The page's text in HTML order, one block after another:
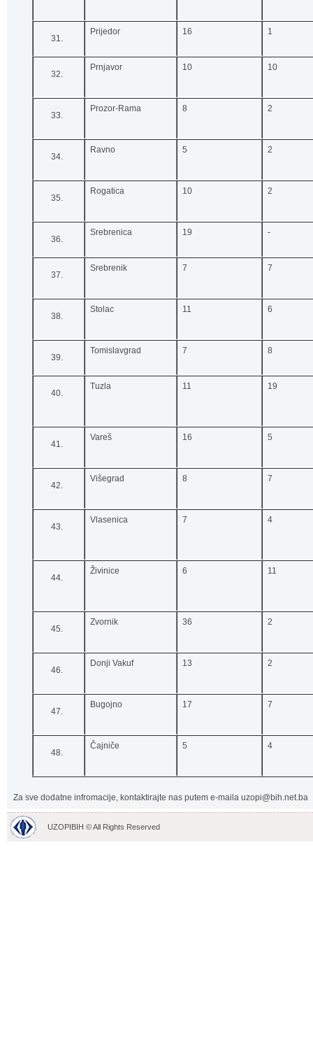
Prijedor 16 1
Prnjavor 10 10
Prozor-Rama 8 2
Ravno 5 2
Rogatica 10 2
Srebrenica 19 -
Srebrenik 7 7
Stolac 11 6
Tomislavgrad 7 8
Tuzla 11 19
Vareš 16 5
Višegrad 8 7
Vlasenica 7 4
Živinice 6 11
Zvornik 36 2
Donji Vakuf 13 2
Bugojno 17 7
Čajniče 5 4
Za sve dodatne infromacije, kontaktirajte nas putem e-maila uzopi@bih.net.ba
UZOPIBIH © All Rights Reserved